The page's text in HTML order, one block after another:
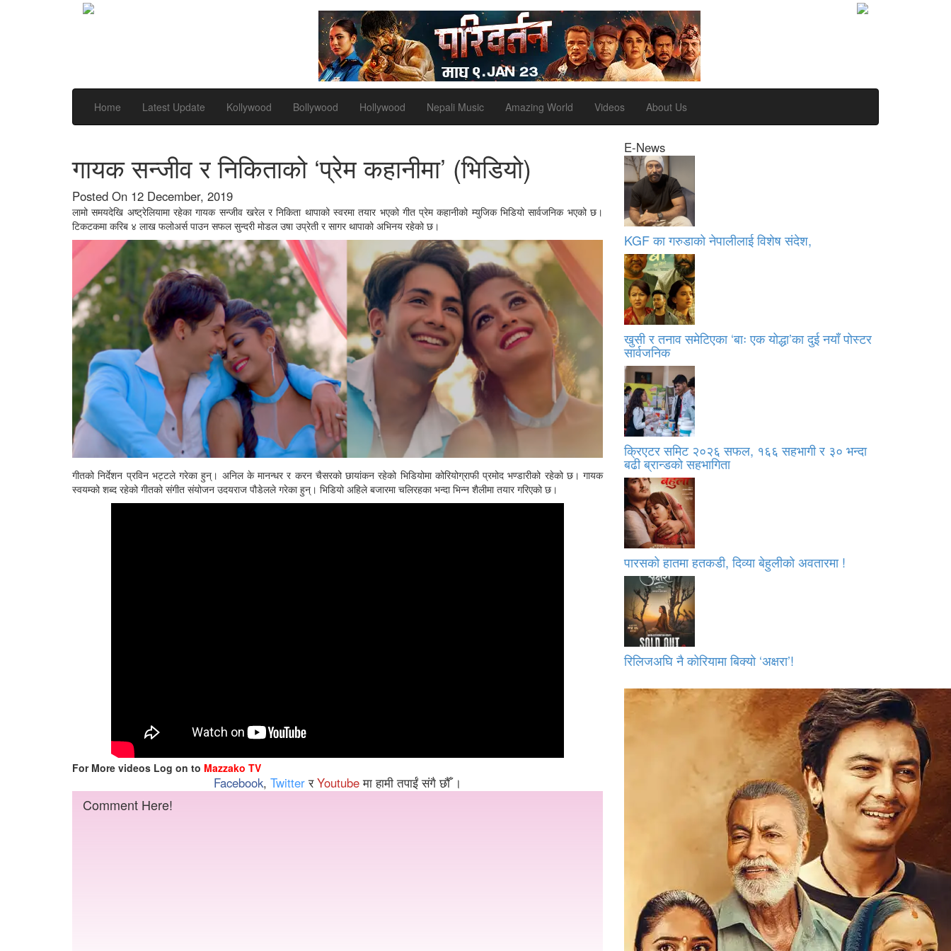
Home Latest Update Kollywood Bollywood Hollywood Nepali Music Amazing World Videos About Us
गायक सन्जीव र निकिताको ‘प्रेम कहानीमा’ (भिडियो)
Posted On 12 December, 2019
लामो समयदेखि अष्ट्रेलियामा रहेका गायक सन्जीव खरेल र निकिता थापाको स्वरमा तयार भएको गीत प्रेम कहानीको म्युजिक भिडियो सार्वजनिक भएको छ।
टिकटकमा करिब ४ लाख फलोअर्स पाउन सफल सुन्दरी मोडल उषा उप्रेती र सागर थापाको अभिनय रहेको छ।
गीतको निर्देशन प्रविन भट्टले गरेका हुन्। अनिल के मानन्धर र करन चैसरको छायांकन रहेको भिडियोमा कोरियोग्राफी प्रमोद भण्डारीको रहेको छ। गायक
स्वयम्को शब्द रहेको गीतको संगीत संयोजन उदयराज पौडेलले गरेका हुन्। भिडियो अहिले बजारमा चलिरहका भन्दा भिन्न शैलीमा तयार गरिएको छ।
For More videos Log on to Mazzako TV
Facebook, TwitterरYoutubeमा हामी तपाईं संगै छौँ ।
Comment Here!
E-News
KGF का गरुडाको नेपालीलाई विशेष संदेश,
खुसी र तनाव समेटिएका ‘बाः एक योद्धा’का दुई नयाँ पोस्टर
सार्वजनिक
क्रिएटर समिट २०२६ सफल, १६६ सहभागी र ३० भन्दा
बढी ब्रान्डको सहभागिता
पारसको हातमा हतकडी, दिव्या बेहुलीको अवतारमा !
रिलिजअघि नै कोरियामा बिक्यो ‘अक्षरा’!